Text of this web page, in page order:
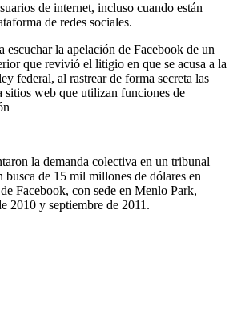
de internet, incluso cuando están
de redes sociales.
escuchar la apelación de Facebook de un
que revivió el litigio en que se acusa a la
federal, al rastrear de forma secreta las
sitios web que utilizan funciones de
la demanda colectiva en un tribunal
de 15 mil millones de dólares en
Facebook, con sede en Menlo Park,
2010 y septiembre de 2011.